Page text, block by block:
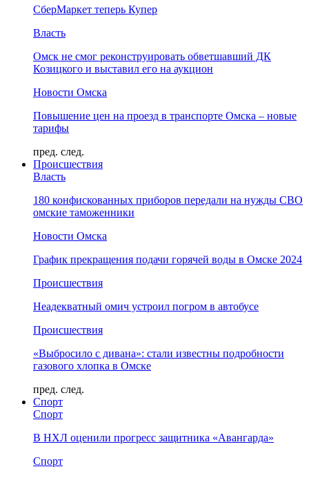
СберМаркет теперь Купер
Власть
Омск не смог реконструировать обветшавший ДК
Козицкого и выставил его на аукцион
Новости Омска
Повышение цен на проезд в транспорте Омска – новые
тарифы
пред. след.
Происшествия
Власть
180 конфискованных приборов передали на нужды СВО
омские таможенники
Новости Омска
График прекращения подачи горячей воды в Омске 2024
Происшествия
Неадекватный омич устроил погром в автобусе
Происшествия
«Выбросило с дивана»: стали известны подробности
газового хлопка в Омске
пред. след.
Спорт
Спорт
В НХЛ оценили прогресс защитника «Авангарда»
Спорт